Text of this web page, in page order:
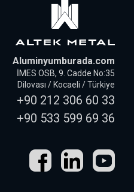
Aluminyumburada.com
İMES OSB, 9. Cadde No:35
Dilovası / Kocaeli / Türkiye
+90 212 306 60 33
+90 533 599 69 36